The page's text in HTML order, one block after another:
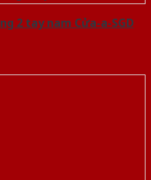
2 tay nam Cửa-a-SGD